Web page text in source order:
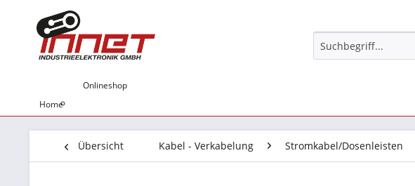
Home
Onlineshop
Übersicht Kabel - Verkabelung Stromkabel/Dosenleisten